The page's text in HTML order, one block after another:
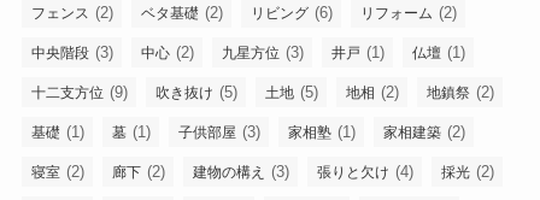
フェンス (2) ベタ基礎 (2) リビング (6) リフォーム (2)
中央階段 (3) 中心 (2) 九星方位 (3) 井戸 (1) 仏壇 (1)
十二支方位 (9) 吹き抜け (5) 土地 (5) 地相 (2) 地鎮祭 (2)
基礎 (1) 墓 (1) 子供部屋 (3) 家相塾 (1) 家相建築 (2)
寝室 (2) 廊下 (2) 建物の構え (3) 張りと欠け (4) 採光 (2)